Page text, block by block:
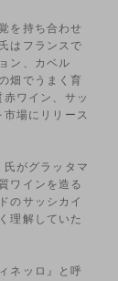
を持ち合わせ
はフランスで
ン、カベル
畑でうまく育
ワイン、サッ
場にリリース
がグラッタマ
ワインを造る
のサッシカイ
理解していた
ネッロ』と呼